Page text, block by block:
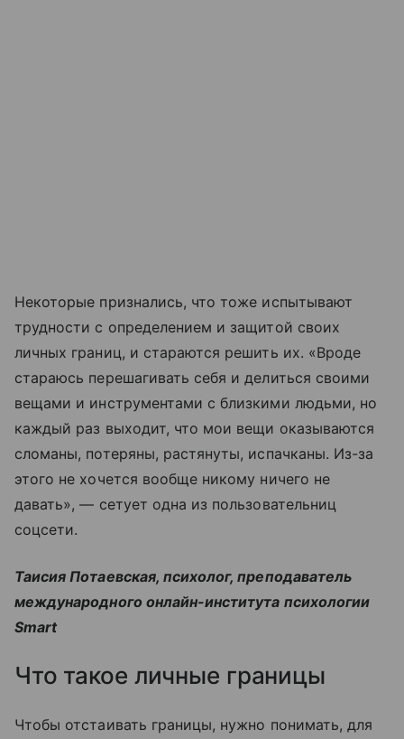
Некоторые признались, что тоже испытывают
трудности с определением и защитой своих
личных границ, и стараются решить их. «Вроде
стараюсь перешагивать себя и делиться своими
вещами и инструментами с близкими людьми, но
каждый раз выходит, что мои вещи оказываются
сломаны, потеряны, растянуты, испачканы. Из-за
этого не хочется вообще никому ничего не
давать», — сетует одна из пользовательниц
соцсети.
Таисия Потаевская, психолог, преподаватель
международного онлайн-института психологии
Smart
Что такое личные границы
Чтобы отстаивать границы, нужно понимать, для